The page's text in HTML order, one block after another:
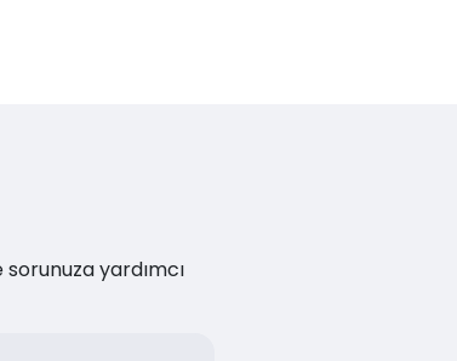
sorunuza yardımcı